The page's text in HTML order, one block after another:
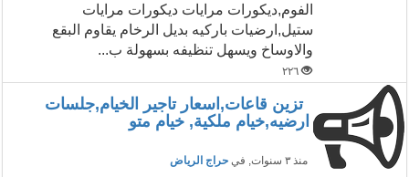
الفوم,ديكورات مرايات ديكورات مرايات
ستيل,ارضيات باركيه بديل الرخام يقاوم البقع
والاوساخ ويسهل تنظيفه بسهولة ب...
٢٢٦
تزين قاعات,اسعار تاجير الخيام,جلسات
ارضيه,خيام ملكية, خيام متو
منذ ٣ سنوات , في حراج الرياض